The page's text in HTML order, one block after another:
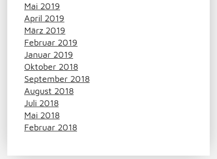
Mai 2019
April 2019
März 2019
Februar 2019
Januar 2019
Oktober 2018
September 2018
August 2018
Juli 2018
Mai 2018
Februar 2018